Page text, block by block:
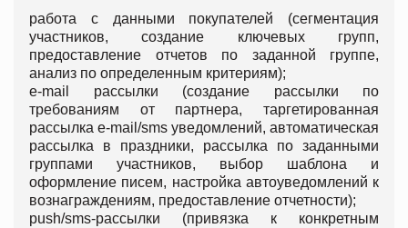
работа с данными покупателей (сегментация
участников, создание ключевых групп,
предоставление отчетов по заданной группе,
анализ по определенным критериям);
e-mail рассылки (создание рассылки по
требованиям от партнера, таргетированная
рассылка e-mail/sms уведомлений, автоматическая
рассылка в праздники, рассылка по заданными
группами участников, выбор шаблона и
оформление писем, настройка автоуведомлений к
вознаграждениям, предоставление отчетности);
push/sms-рассылки (привязка к конкретным